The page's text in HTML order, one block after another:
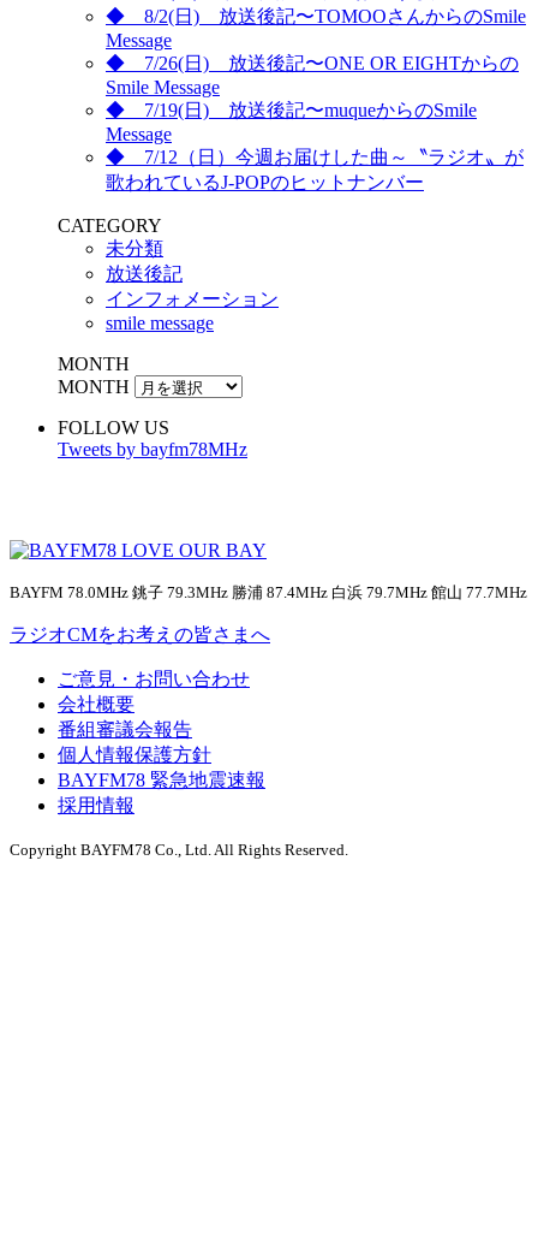
◆ 8/2(日) 放送後記〜TOMOOさんからのSmile
Message
◆ 7/26(日) 放送後記〜ONE OR EIGHTからの
Smile Message
◆ 7/19(日) 放送後記〜muqueからのSmile
Message
◆ 7/12（日）今週お届けした曲～〝ラジオ〟が
歌われているJ-POPのヒットナンバー
CATEGORY
未分類
放送後記
インフォメーション
smile message
MONTH
MONTH
FOLLOW US
Tweets by bayfm78MHz
BAYFM 78.0MHz 銚子 79.3MHz 勝浦 87.4MHz 白浜 79.7MHz 館山 77.7MHz
ラジオCMをお考えの皆さまへ
ご意見・お問い合わせ
会社概要
番組審議会報告
個人情報保護方針
BAYFM78 緊急地震速報
採用情報
Copyright BAYFM78 Co., Ltd. All Rights Reserved.